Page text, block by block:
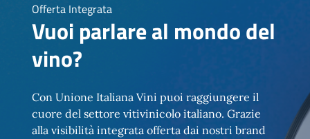
Offerta Integrata
Vuoi parlare al mondo del
vino?
Con Unione Italiana Vini puoi raggiungere il
cuore del settore vitivinicolo italiano. Grazie
alla visibilità integrata offerta dai nostri brand